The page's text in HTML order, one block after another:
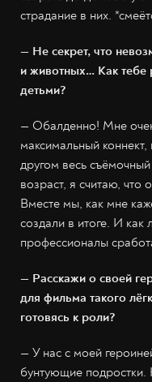
страдание в них.
— Не секрет, что
и животных… Как тебе
детьми?
— Обалденно! Мне
максимальный
другом весь
возраст, я считаю,
Вместе мы, как мне
создали в итоге. И как
профессионалы
— Расскажи о своей
для фильма такого
готовясь к роли?
— У нас с моей
бунтующие подростки.